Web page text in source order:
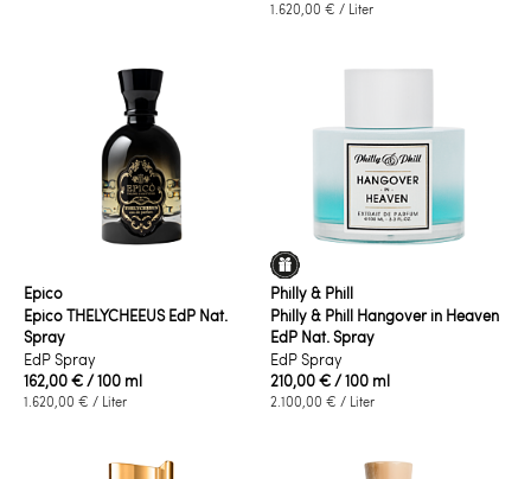
1.620,00 € / Liter
Epico
Epico THELYCHEEUS EdP Nat.
Spray
EdP Spray
162,00 €/ 100 ml
1.620,00 € / Liter
Philly & Phill
Philly & Phill Hangover in Heaven
EdP Nat. Spray
EdP Spray
210,00 €/ 100 ml
2.100,00 € / Liter